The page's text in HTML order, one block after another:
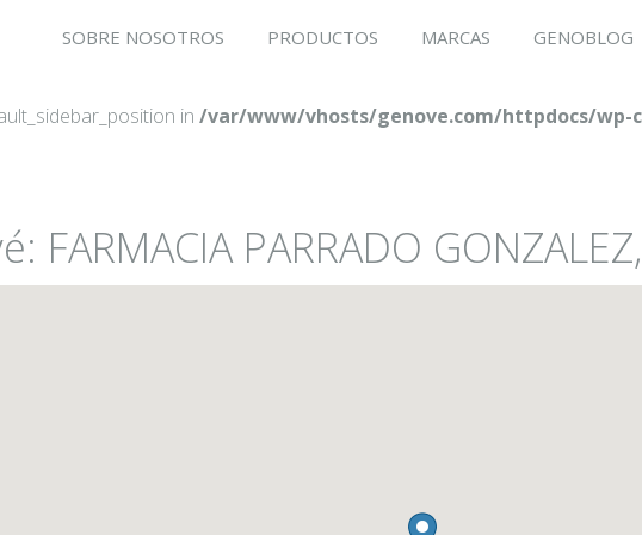
SOBRE NOSOTROS PRODUCTOS MARCAS GENOBLOG
in /var/www/vhosts/genove.com/httpdocs/wp-
FARMACIA PARRADO